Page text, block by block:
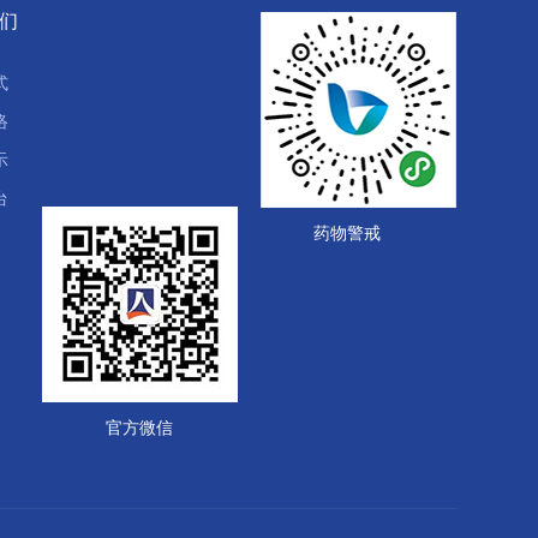
药物警戒
官方微信